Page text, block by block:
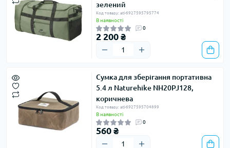
зелений
Код товару: atl-6927595795774
В наявності
0
2 200 ₴
Сумка для зберігання портативна
5.4 л Naturehike NH20PJ128,
коричнева
Код товару: atl-6927595704899
В наявності
0
560 ₴